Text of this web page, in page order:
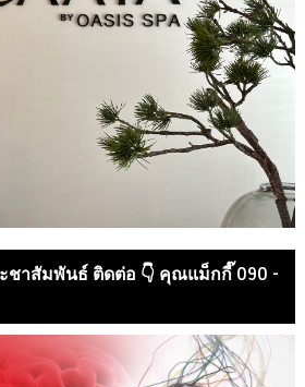
ชาสัมพันธ์ ติดต่อ 👇 คุณแม็กกี๊ 090 -